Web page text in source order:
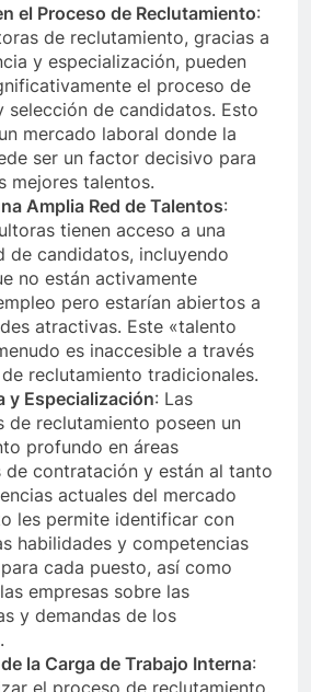
el Proceso de Reclutamiento:
de reclutamiento, gracias a
y especialización, pueden
el proceso de
selección de candidatos. Esto
mercado laboral donde la
ser un factor decisivo para
mejores talentos.
Amplia Red de Talentos:
tienen acceso a una
de candidatos, incluyendo
no están activamente
pero estarían abiertos a
atractivas. Este «talento
es inaccesible a través
reclutamiento tradicionales.
y Especialización: Las
de reclutamiento poseen un
profundo en áreas
de contratación y están al tanto
actuales del mercado
les permite identificar con
habilidades y competencias
cada puesto, así como
empresas sobre las
y demandas de los
la Carga de Trabajo Interna:
el proceso de reclutamiento,